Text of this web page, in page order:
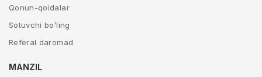
Qonun-qoidalar
Sotuvchi bo’ling
Referal daromad
MANZIL